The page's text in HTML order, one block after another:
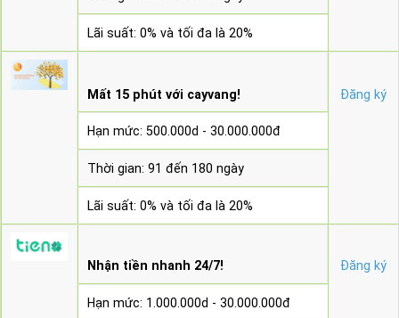
Lãi suất: 0% và tối đa là 20%
Mất 15 phút với cayvang! Đăng ký
Hạn mức: 500.000d - 30.000.000đ
Thời gian: 91 đến 180 ngày
Lãi suất: 0% và tối đa là 20%
Nhận tiền nhanh 24/7! Đăng ký
Hạn mức: 1.000.000d - 30.000.000đ